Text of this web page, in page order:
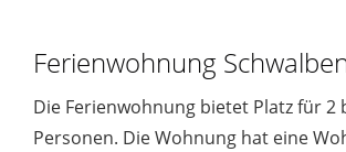
Ferienwohnung
Die Ferienwohnung bietet Platz für 2
Personen. Die Wohnung hat eine